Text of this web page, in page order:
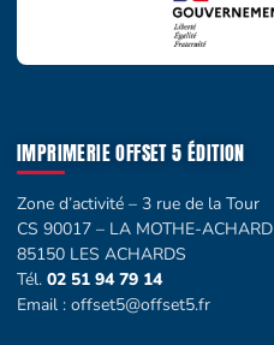
IMPRIMERIE OFFSET 5 ÉDITION
Zone d’activité – 3 rue de la Tour
CS 90017 – LA MOTHE-ACHARD
85150 LES ACHARDS
Tél. 02 51 94 79 14
Email : offset5@offset5.fr